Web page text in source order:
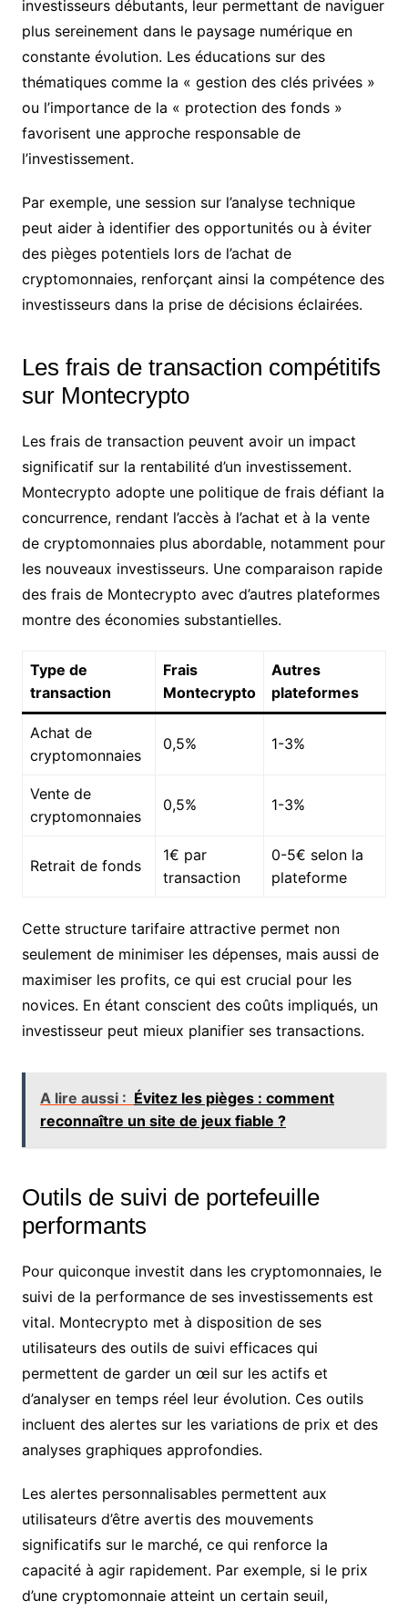
investisseurs débutants, leur permettant de naviguer
plus sereinement dans le paysage numérique en
constante évolution. Les éducations sur des
thématiques comme la « gestion des clés privées »
ou l’importance de la « protection des fonds »
favorisent une approche responsable de
l’investissement.
Par exemple, une session sur l’analyse technique
peut aider à identifier des opportunités ou à éviter
des pièges potentiels lors de l’achat de
cryptomonnaies, renforçant ainsi la compétence des
investisseurs dans la prise de décisions éclairées.
Les frais de transaction compétitifs
sur Montecrypto
Les frais de transaction peuvent avoir un impact
significatif sur la rentabilité d’un investissement.
Montecrypto adopte une politique de frais défiant la
concurrence, rendant l’accès à l’achat et à la vente
de cryptomonnaies plus abordable, notamment pour
les nouveaux investisseurs. Une comparaison rapide
des frais de Montecrypto avec d’autres plateformes
montre des économies substantielles.
Type de
transaction
Frais
Montecrypto
Autres
plateformes
Achat de
cryptomonnaies
0,5% 1-3%
Vente de
cryptomonnaies
0,5% 1-3%
Retrait de fonds
1€ par
transaction
0-5€ selon la
plateforme
Cette structure tarifaire attractive permet non
seulement de minimiser les dépenses, mais aussi de
maximiser les profits, ce qui est crucial pour les
novices. En étant conscient des coûts impliqués, un
investisseur peut mieux planifier ses transactions.
A lire aussi : Évitez les pièges : comment
reconnaître un site de jeux fiable ?
Outils de suivi de portefeuille
performants
Pour quiconque investit dans les cryptomonnaies, le
suivi de la performance de ses investissements est
vital. Montecrypto met à disposition de ses
utilisateurs des outils de suivi efficaces qui
permettent de garder un œil sur les actifs et
d’analyser en temps réel leur évolution. Ces outils
incluent des alertes sur les variations de prix et des
analyses graphiques approfondies.
Les alertes personnalisables permettent aux
utilisateurs d’être avertis des mouvements
significatifs sur le marché, ce qui renforce la
capacité à agir rapidement. Par exemple, si le prix
d’une cryptomonnaie atteint un certain seuil,